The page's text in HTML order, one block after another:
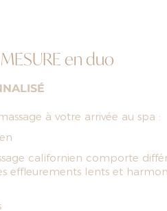
en duo
à votre arrivée au spa :
californien comporte
effleurements lents et